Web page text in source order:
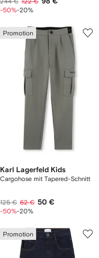
-50%-20%
Promotion
Karl Lagerfeld Kids
Cargohose mit Tapered-Schnitt
125 € 62 € 50 €
-50%-20%
Promotion